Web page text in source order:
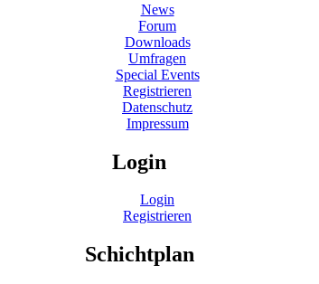
News
Forum
Downloads
Umfragen
Special Events
Registrieren
Datenschutz
Impressum
Login
Login
Registrieren
Schichtplan